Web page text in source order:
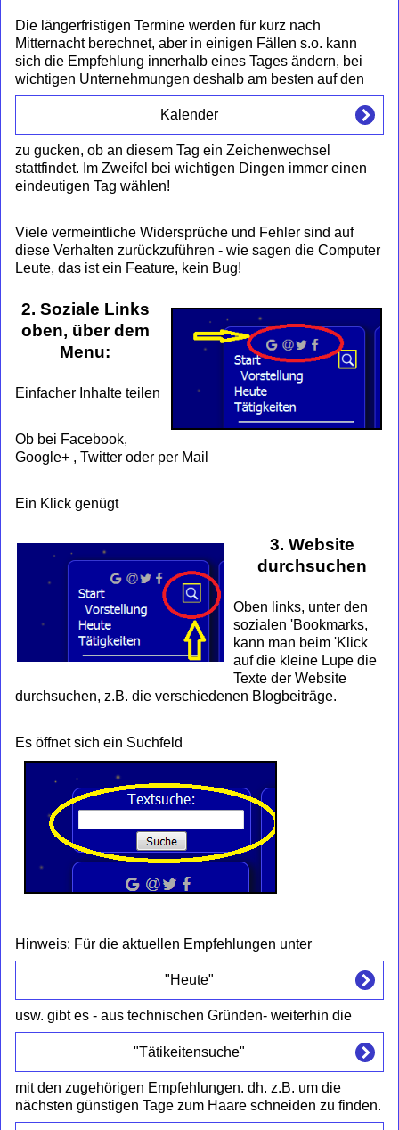
Die längerfristigen Termine werden für kurz nach
Mitternacht berechnet, aber in einigen Fällen s.o. kann
sich die Empfehlung innerhalb eines Tages ändern, bei
wichtigen Unternehmungen deshalb am besten auf den
Kalender
zu gucken, ob an diesem Tag ein Zeichenwechsel
stattfindet. Im Zweifel bei wichtigen Dingen immer einen
eindeutigen Tag wählen!
Viele vermeintliche Widersprüche und Fehler sind auf
diese Verhalten zurückzuführen - wie sagen die Computer
Leute, das ist ein Feature, kein Bug!
2. Soziale Links
oben, über dem
Menu:
Einfacher Inhalte teilen
Ob bei Facebook,
Google+ , Twitter oder per Mail
Ein Klick genügt
3. Website
durchsuchen
Oben links, unter den
sozialen 'Bookmarks,
kann man beim 'Klick
auf die kleine Lupe die
Texte der Website
durchsuchen, z.B. die verschiedenen Blogbeiträge.
Es öffnet sich ein Suchfeld
Hinweis: Für die aktuellen Empfehlungen unter
"Heute"
usw. gibt es - aus technischen Gründen- weiterhin die
"Tätikeitensuche"
mit den zugehörigen Empfehlungen. dh. z.B. um die
nächsten günstigen Tage zum Haare schneiden zu finden.